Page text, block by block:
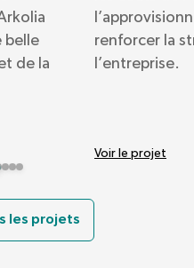
belle
de la
renforcer la
l’entreprise.
Voir le projet
les projets